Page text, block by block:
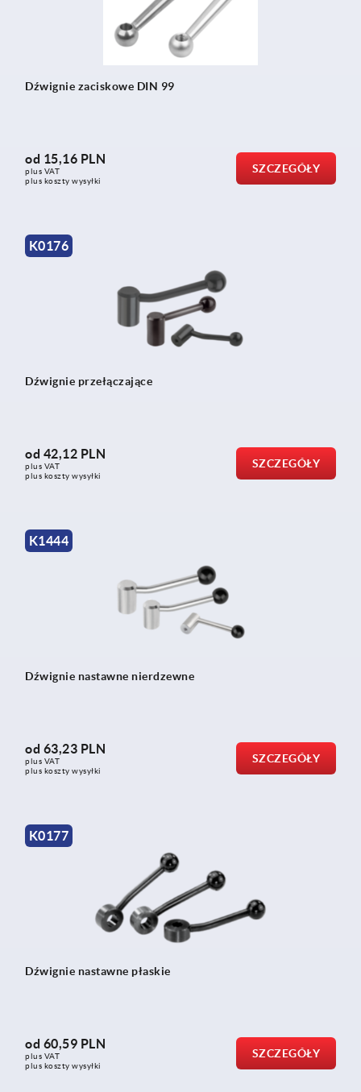
Dźwignie zaciskowe DIN 99
od 15,16 PLN
plus VAT
plus koszty wysyłki
SZCZEGÓŁY
K0176
Dźwignie przełączające
od 42,12 PLN
plus VAT
plus koszty wysyłki
SZCZEGÓŁY
K1444
Dźwignie nastawne nierdzewne
od 63,23 PLN
plus VAT
plus koszty wysyłki
SZCZEGÓŁY
K0177
Dźwignie nastawne płaskie
od 60,59 PLN
plus VAT
plus koszty wysyłki
SZCZEGÓŁY